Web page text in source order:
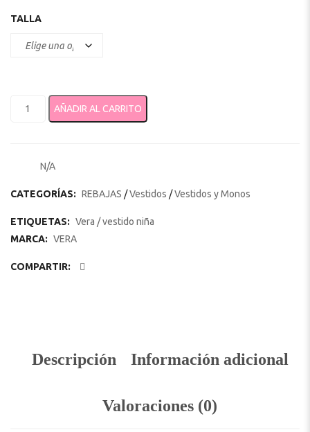
TALLA
Vestido para niña estampado floral 26VV25 VERA cantidad
AÑADIR AL CARRITO
N/A
CATEGORÍAS: REBAJAS /Vestidos /Vestidos y Monos
ETIQUETAS: Vera /vestido niña
MARCA: VERA
COMPARTIR:
Descripción Información adicional
Valoraciones (0)